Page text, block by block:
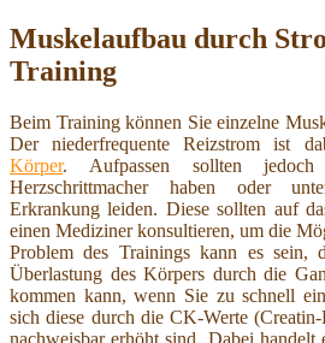
Muskelaufbau durch
Training
Beim Training können Sie einzelne
Der niederfrequente Reizstrom ist
Körper. Aufpassen sollten
Herzschrittmacher haben oder
Erkrankung leiden. Diese sollten auf
einen Mediziner konsultieren, um die
Problem des Trainings kann es sein,
Überlastung des Körpers durch die
kommen kann, wenn Sie zu schnell
sich diese durch die CK-Werte
nachweisbar erhöht sind. Dabei handelt